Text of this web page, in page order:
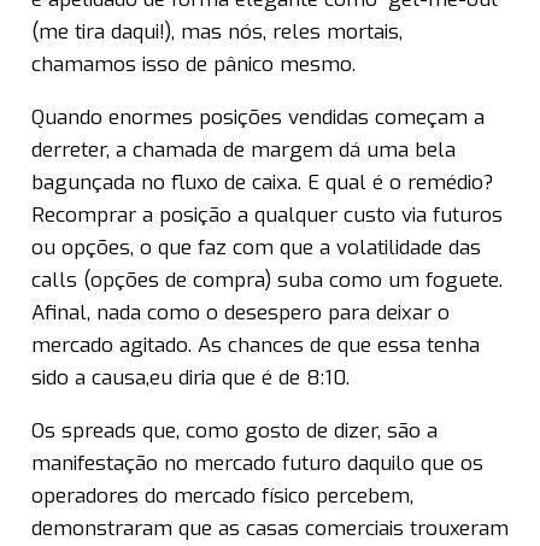
(me tira daqui!), mas nós, reles mortais,
chamamos isso de pânico mesmo.
Quando enormes posições vendidas começam a
derreter, a chamada de margem dá uma bela
bagunçada no fluxo de caixa. E qual é o remédio?
Recomprar a posição a qualquer custo via futuros
ou opções, o que faz com que a volatilidade das
calls (opções de compra) suba como um foguete.
Afinal, nada como o desespero para deixar o
mercado agitado. As chances de que essa tenha
sido a causa,eu diria que é de 8:10.
Os spreads que, como gosto de dizer, são a
manifestação no mercado futuro daquilo que os
operadores do mercado físico percebem,
demonstraram que as casas comerciais trouxeram